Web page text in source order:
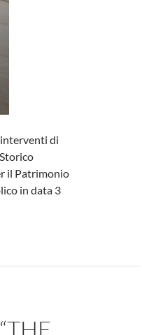
di
il Patrimonio
in data 3
la Biblioteca Provinciale